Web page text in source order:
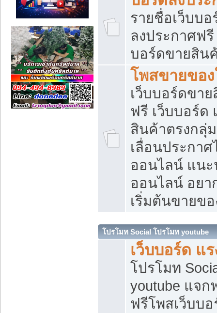
รายชื่อเว็บบ
ลงประกาศฟรี
บอร์ดขายสิน
โพสขายขอ
เว็บบอร์ดขา
ฟรี เว็บบอร์ด
สินค้าตรงกลุ่
เลื่อนประกา
ออนไลน์ แนะ
ออนไลน์ อย
เริ่มต้นขายข
โปรโมท Social โปรโมท youtube
เว็บบอร์ด แร
โปรโมท
youtube แจก
ฟรีโพสเว็บบอ